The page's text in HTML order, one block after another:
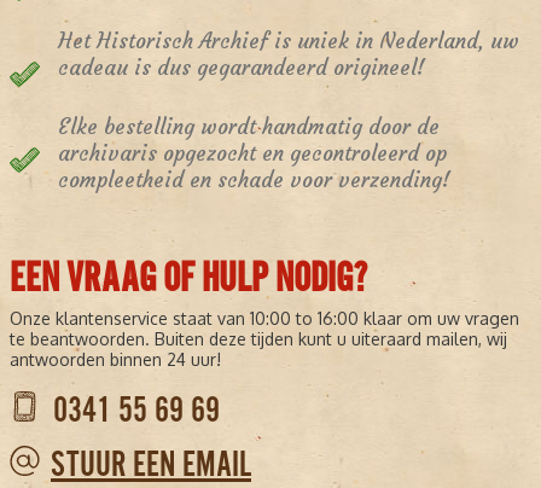
Het Historisch Archief is uniek in Nederland, uw
cadeau is dus gegarandeerd origineel!
Elke bestelling wordt handmatig door de
archivaris opgezocht en gecontroleerd op
compleetheid en schade voor verzending!
EEN VRAAG OF HULP NODIG?
Onze klantenservice staat van 10:00 to 16:00 klaar om uw vragen
te beantwoorden. Buiten deze tijden kunt u uiteraard mailen, wij
antwoorden binnen 24 uur!
0341 55 69 69
STUUR EEN EMAIL